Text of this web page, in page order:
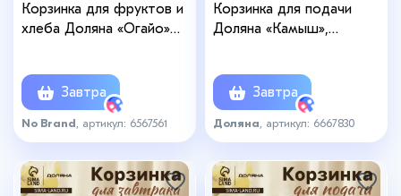
Корзинка для фруктов и
хлеба Доляна «Огайо»
коричневая
Завтра
No Brand , артикул: 6567561
Корзинка для подачи
Доляна «Камыш»,
Завтра
Доляна , артикул: 6667830